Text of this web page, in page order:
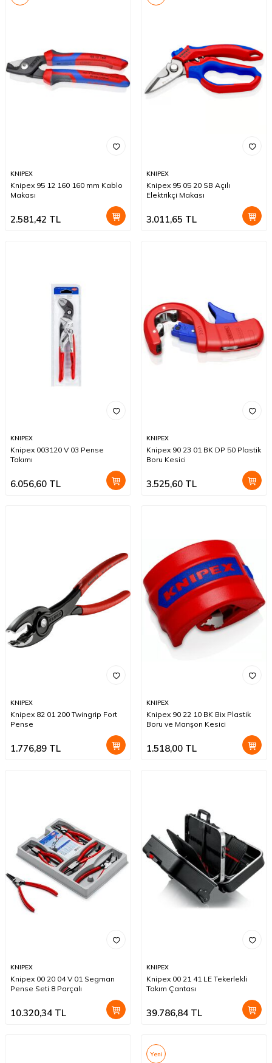
KNIPEX
Knipex 95 12 160 160 mm Kablo
Makası
2.581,42 TL
KNIPEX
Knipex 95 05 20 SB Açılı
Elektrikçi Makası
3.011,65 TL
KNIPEX
Knipex 003120 V 03 Pense
Takımı
6.056,60 TL
KNIPEX
Knipex 90 23 01 BK DP 50 Plastik
Boru Kesici
3.525,60 TL
KNIPEX
Knipex 82 01 200 Twingrip Fort
Pense
1.776,89 TL
KNIPEX
Knipex 90 22 10 BK Bix Plastik
Boru ve Manşon Kesici
1.518,00 TL
KNIPEX
Knipex 00 20 04 V 01 Segman
Pense Seti 8 Parçalı
10.320,34 TL
KNIPEX
Knipex 00 21 41 LE Tekerlekli
Takım Çantası
39.786,84 TL
Yeni